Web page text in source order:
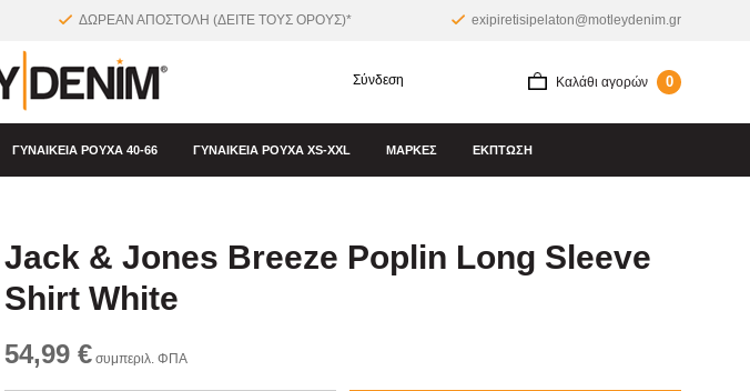
ΔΩΡΕΑΝ ΑΠΟΣΤΟΛΗ (ΔΕΙΤΕ ΤΟΥΣ ΟΡΟΥΣ)* exipiretisipelaton@motleydenim.gr
Καλάθι αγορών 0
Σύνδεση
ΓΥΝΑΙΚΕΊΑ ΡΟΎΧΑ 40-66 ΓΥΝΑΙΚΕΊΑ ΡΟΎΧΑ XS-XXL ΜΆΡΚΕΣ ΕΚΠΤΩΣΗ
Jack & Jones Breeze Poplin Long Sleeve
Shirt White
54,99 € συμπεριλ. ΦΠΑ